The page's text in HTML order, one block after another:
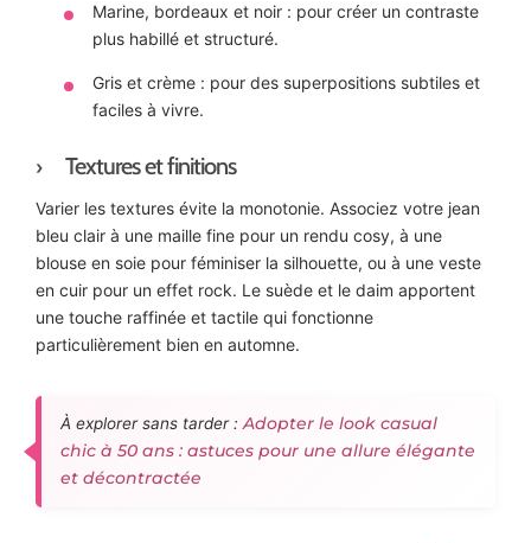
Marine, bordeaux et noir : pour créer un contraste
plus habillé et structuré.
Gris et crème : pour des superpositions subtiles et
faciles à vivre.
Textures et finitions
Varier les textures évite la monotonie. Associez votre jean
bleu clair à une maille fine pour un rendu cosy, à une
blouse en soie pour féminiser la silhouette, ou à une veste
en cuir pour un effet rock. Le suède et le daim apportent
une touche raffinée et tactile qui fonctionne
particulièrement bien en automne.
À explorer sans tarder :Adopter le look casual
chic à 50 ans : astuces pour une allure élégante
et décontractée